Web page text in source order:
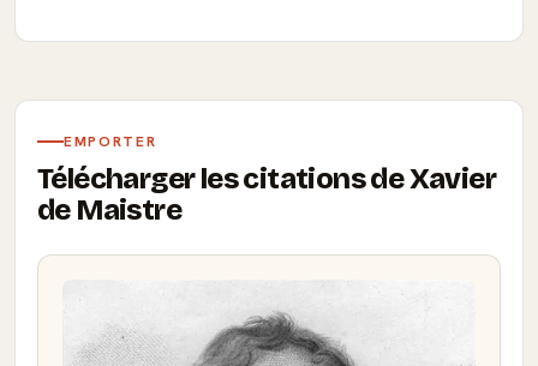
EMPORTER
Télécharger les citations de Xavier
de Maistre